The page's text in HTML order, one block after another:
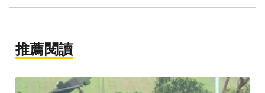
推薦閱讀